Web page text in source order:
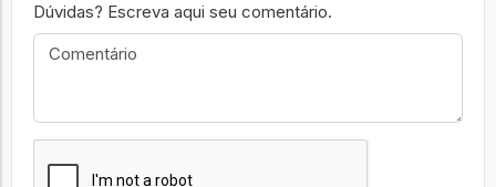
Dúvidas? Escreva aqui seu comentário.